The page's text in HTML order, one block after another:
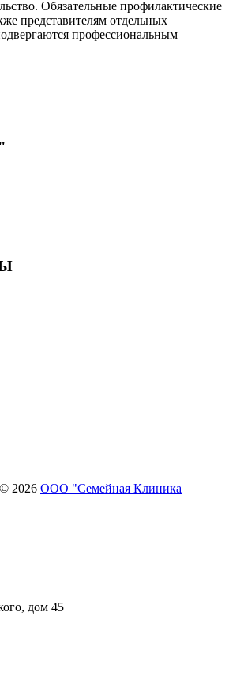
Обязательные профилактические
представителям отдельных
профессиональным
2026 ООО "Семейная Клиника
дом 45